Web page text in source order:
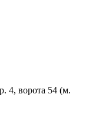
4, ворота 54 (м.